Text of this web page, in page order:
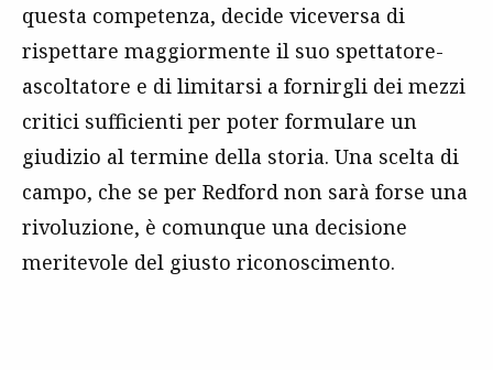
questa competenza, decide viceversa di
rispettare maggiormente il suo spettatore-
ascoltatore e di limitarsi a fornirgli dei mezzi
critici sufficienti per poter formulare un
giudizio al termine della storia. Una scelta di
campo, che se per Redford non sarà forse una
rivoluzione, è comunque una decisione
meritevole del giusto riconoscimento.